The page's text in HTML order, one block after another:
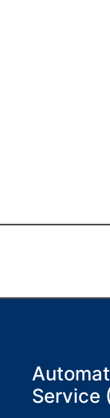
Service